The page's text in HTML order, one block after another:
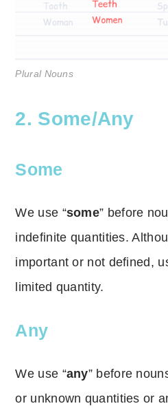
Plural Nouns
2. Some/Any
Some
We use “some” before
indefinite quantities.
important or not defined,
limited quantity.
Any
We use “any” before
or unknown quantities or